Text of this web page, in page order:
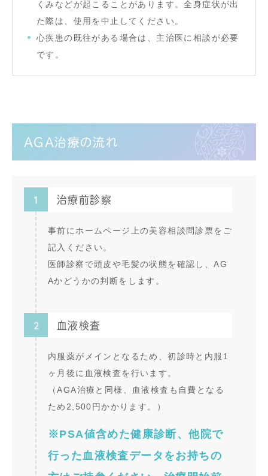
くみなどが起こることがあります。全身症状が出
た際は、使用を中止してください。
心疾患の既往がある場合は、主治医に相談が必要
です。
AGA治療の流れ
1 治療前診察
事前にホームページ上の美容相談問診票をご
記入ください。
医師診察で頭皮や毛髪の状態を確認し、AG
Aかどうかの判断をします。
2 血液検査
内服薬がメインとなるため、初診時と内服1
ヶ月後に血液検査を行います。
（AGA治療と同様、血液検査も自費となる
ため2,500円かかります。）
※PSA値含めた健康診断、他院で
行った血液検査データをお持ちの